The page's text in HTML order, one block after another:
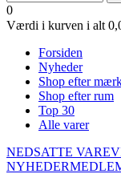
0
Værdi i kurven i alt
Forsiden
Nyheder
Shop efter
Shop efter rum
Top 30
Alle varer
NEDSATTE VARE
NYHEDER